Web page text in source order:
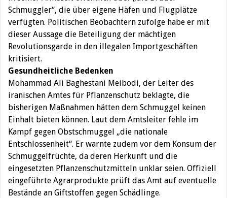
Schmuggler“, die über eigene Häfen und Flugplätze
verfügten. Politischen Beobachtern zufolge habe er mit
dieser Aussage die Beteiligung der mächtigen
Revolutionsgarde in den illegalen Importgeschäften
kritisiert.
Gesundheitliche Bedenken
Mohammad Ali Baghestani Meibodi, der Leiter des
iranischen Amtes für Pflanzenschutz beklagte, die
bisherigen Maßnahmen hätten dem Schmuggel keinen
Einhalt bieten können. Laut dem Amtsleiter fehle im
Kampf gegen Obstschmuggel „die nationale
Entschlossenheit“. Er warnte zudem vor dem Konsum der
Schmuggelfrüchte, da deren Herkunft und die
eingesetzten Pflanzenschutzmitteln unklar seien. Offiziell
eingeführte Agrarprodukte prüft das Amt auf eventuelle
Bestände an Giftstoffen gegen Schädlinge.